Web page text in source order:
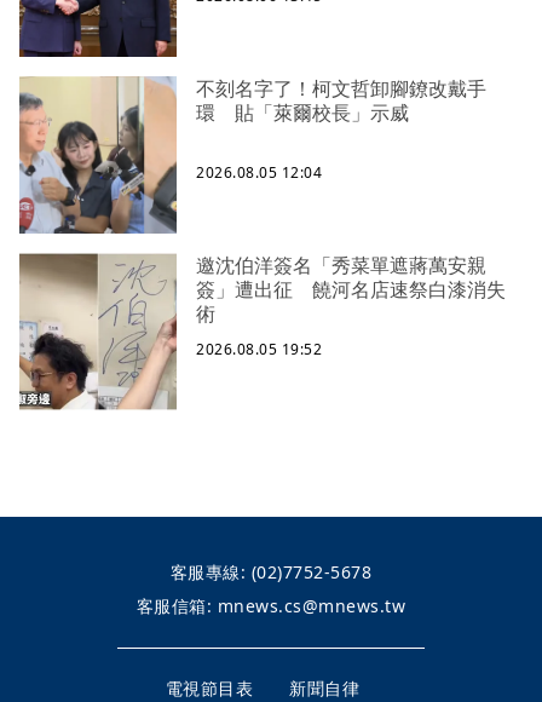
不刻名字了！柯文哲卸腳鐐改戴手
環 貼「萊爾校長」示威
2026.08.05 12:04
邀沈伯洋簽名「秀菜單遮蔣萬安親
簽」遭出征 饒河名店速祭白漆消失
術
2026.08.05 19:52
客服專線: (02)7752-5678
客服信箱: mnews.cs@mnews.tw
電視節目表
新聞自律